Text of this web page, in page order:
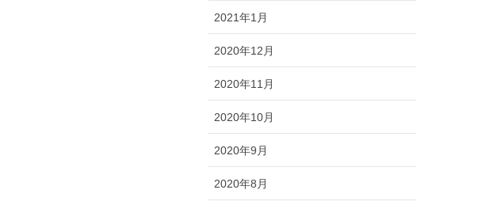
2021年1月
2020年12月
2020年11月
2020年10月
2020年9月
2020年8月